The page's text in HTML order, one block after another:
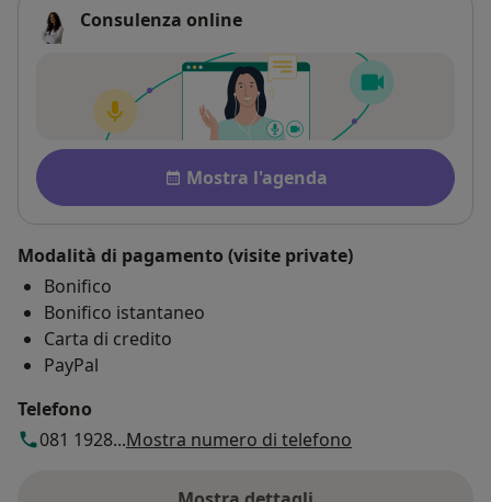
Consulenza online
Pagamento dopo la
Disponibilità
Mostra l'agenda
Modalità di pagamento (visite private)
Bonifico
Bonifico istantaneo
Carta di credito
PayPal
Telefono
081 1928...Mostra numero di telefono